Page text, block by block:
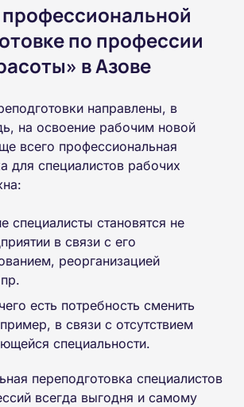
по профессии
в Азове
направлены, в
на освоение рабочим новой
всего профессиональная
для специалистов рабочих
специалисты становятся не
в связи с его
реорганизацией
есть потребность сменить
в связи с отсутствием
специальности.
переподготовка специалистов
всегда выгодня и самому